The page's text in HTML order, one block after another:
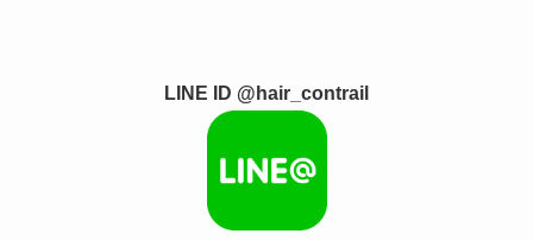
LINE ID @hair_contrail